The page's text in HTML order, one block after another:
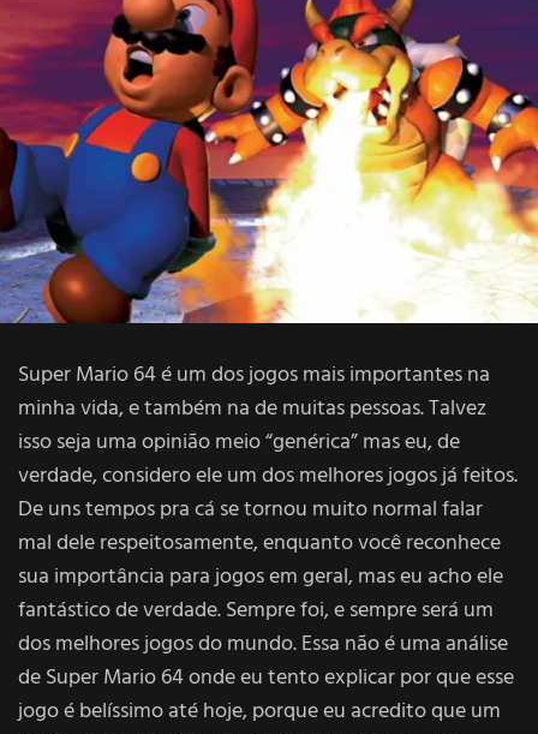
Super Mario 64 é um dos jogos mais importantes na
minha vida, e também na de muitas pessoas. Talvez
isso seja uma opinião meio “genérica” mas eu, de
verdade, considero ele um dos melhores jogos já feitos.
De uns tempos pra cá se tornou muito normal falar
mal dele respeitosamente, enquanto você reconhece
sua importância para jogos em geral, mas eu acho ele
fantástico de verdade. Sempre foi, e sempre será um
dos melhores jogos do mundo. Essa não é uma análise
de Super Mario 64 onde eu tento explicar por que esse
jogo é belíssimo até hoje, porque eu acredito que um